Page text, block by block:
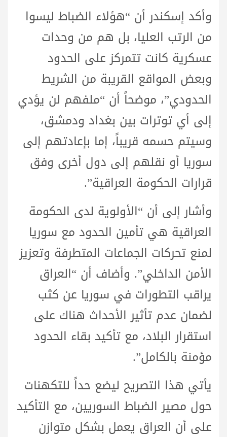
وأكد إسكندر أن “هؤلاء الضباط ليسوا
من الرتب العليا، بل هم من وحدات
عسكرية كانت تتمركز على الحدود
وبعض المواقع القريبة من الشريط
الحدودي”، موضحاً أن “ملفهم لن يؤدي
إلى أي توترات بين بغداد ودمشق،
وسيتم حسمه قريباً، إما بإعادتهم إلى
سوريا أو نقلهم إلى دول أخرى وفق
قرارات الحكومة العراقية”.
وأشار إلى أن “الأولوية لدى الحكومة
العراقية هي تأمين الحدود مع سوريا
لمنع تحركات الجماعات المتطرفة وتعزيز
الأمن الداخلي”. وأضاف أن “العراق
يراقب التطورات في سوريا عن كثب
لضمان عدم تأثير الأحداث هناك على
استقرار البلاد، مع تأكيد بقاء الحدود
مؤمنة بالكامل”.
يأتي هذا التصريح ليضع حداً للتكهنات
حول مصير الضباط السوريين، مع التأكيد
على أن العراق يعمل بشكل متوازن